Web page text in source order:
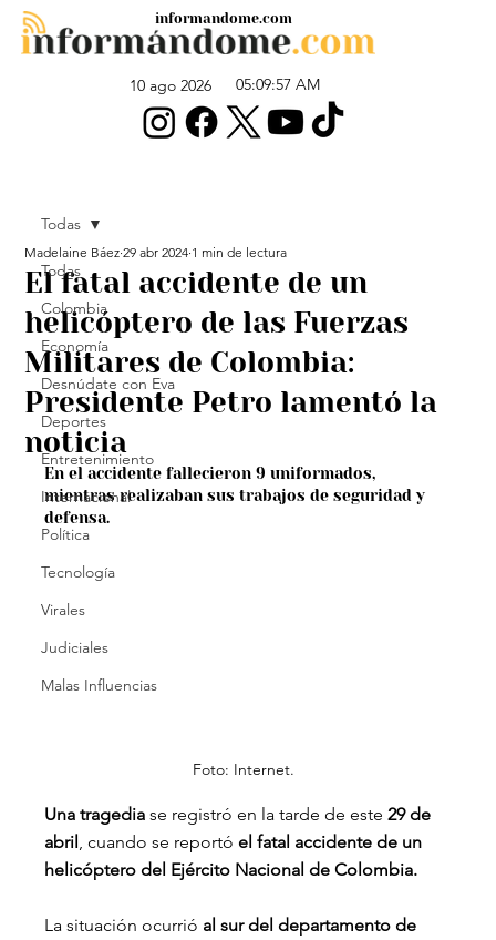
10 ago 2026 05:09:57 AM
informandome.com
Todas
Colombia
Economía
Desnúdate con Eva
Deportes
Entretenimiento
Internacional
Política
Tecnología
Virales
Judiciales
Malas Influencias
Todas
El fatal accidente de un
helicóptero de las Fuerzas
Militares de Colombia:
Presidente Petro lamentó la
noticia
Madelaine Báez 29 abr 2024 1 min de lectura
En el accidente fallecieron 9 uniformados,
mientras realizaban sus trabajos de seguridad y
defensa.
Foto: Internet.
Una tragedia se registró en la tarde de este 29 de
abril , cuando se reportó el fatal accidente de un
helicóptero del Ejército Nacional de Colombia.
La situación ocurrió al sur del departamento de